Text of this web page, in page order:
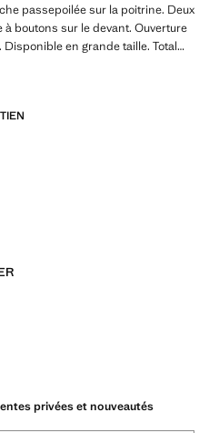
passepoilée sur la poitrine. Deux
à boutons sur le devant. Ouverture
en grande taille. Total
privées et nouveautés